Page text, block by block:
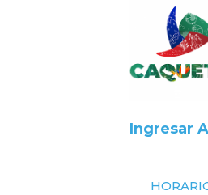
Ingresar